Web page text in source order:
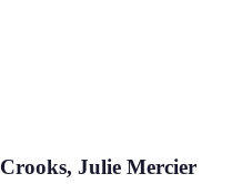
Julie Mercier